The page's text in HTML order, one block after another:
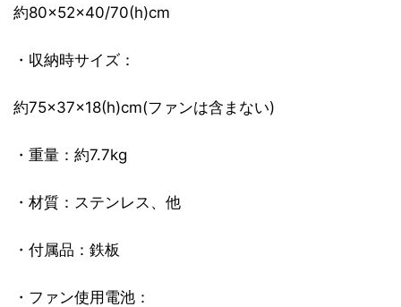
約80×52×40/70(h)cm
・収納時サイズ：
約75×37×18(h)cm(ファンは含まない)
・重量：約7.7kg
・材質：ステンレス、他
・付属品：鉄板
・ファン使用電池：